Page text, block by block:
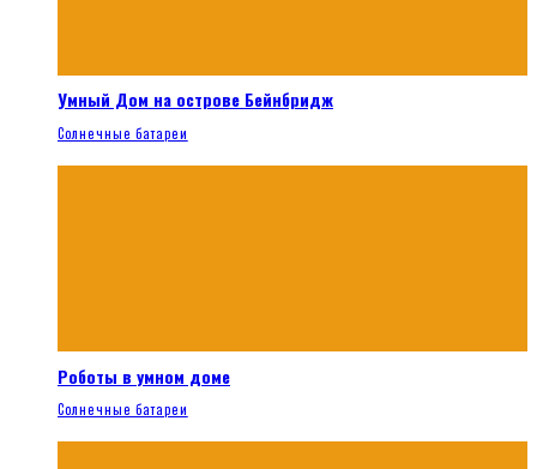
Умный Дом на острове Бейнбридж
Солнечные батареи
Роботы в умном доме
Солнечные батареи